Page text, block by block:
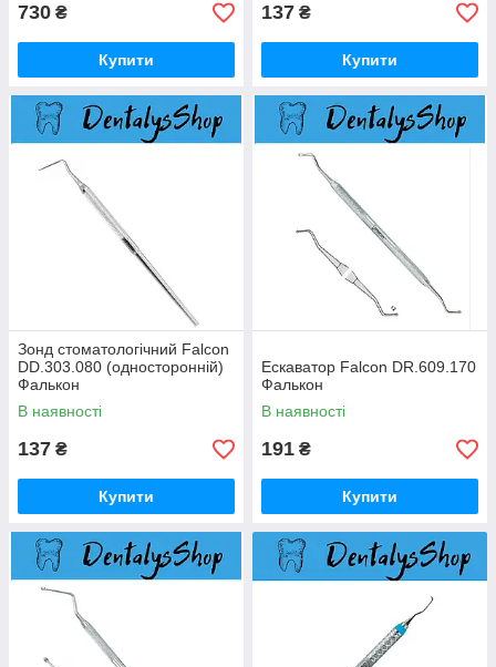
730 ₴
Купити
137 ₴
Купити
Зонд стоматологічний Falcon
DD.303.080 (односторонній)
Фалькон
В наявності
137 ₴
Купити
Ескаватор Falcon DR.609.170
Фалькон
В наявності
191 ₴
Купити